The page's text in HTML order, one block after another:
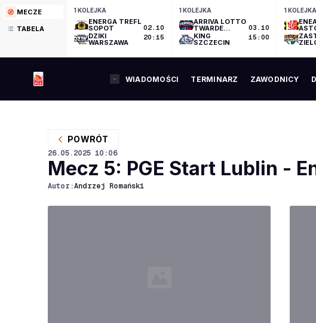
MECZE
TABELA
1 KOLEJKA
ENERGA TREFL
SOPOT
DZIKI
WARSZAWA
02.10
20:15
1 KOLEJKA
ARRIVA LOTTO
TWARDE
PIERNIKI
TORUŃ
KING
SZCZECIN
03.10
15:00
1 KOLEJKA
WIADOMOŚCI TERMINARZ ZAWODNICY
POWRÓT
26.05.2025 10:06
Mecz 5: PGE Start Lublin -
Autor:Andrzej Romański